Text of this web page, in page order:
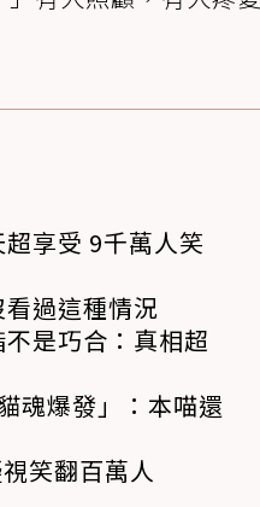
享受 9千萬人笑
過這種情況
是巧合：真相超
魂爆發」：本喵還
笑翻百萬人